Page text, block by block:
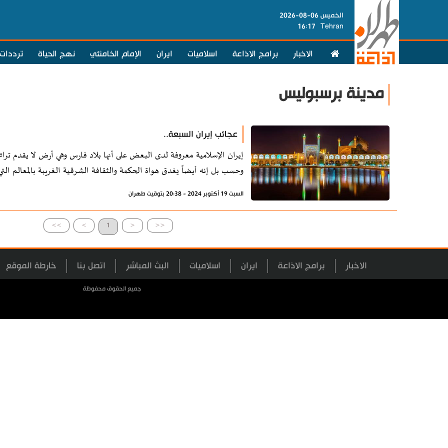
الخميس 06-08-2026
Tehran
16:17
الاخبار برامج الاذاعة اسلاميات ايران الإمام الخامنئي نهج الحياة ترددات
مدينة برسبوليس
عجائب إيران السبعة..
إيران الإسلامية معروفة لدى البعض على أنها بلاد فارس وهي أرض لا يقدم
وحسب بل إنه أيضاً يغدق هواة الحكمة والثقافة الشرقية الغريبة بالمعالم
السبت 19 أكتوبر 2024 - 20:38 بتوقيت طهران
>> > 1 < <<
الاخبار برامج الاذاعة ايران اسلاميات البث المباشر اتصل بنا خارطة الموقع
جميع الحقوق محفوظة